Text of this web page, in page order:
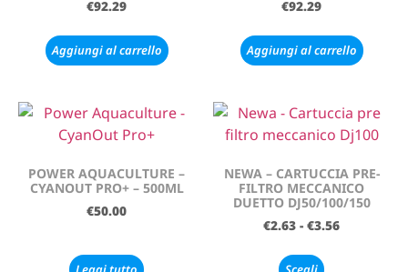
€92.29
Aggiungi al carrello
€92.29
Aggiungi al carrello
POWER AQUACULTURE –
CYANOUT PRO+ – 500ML
€50.00
NEWA – CARTUCCIA PRE-
FILTRO MECCANICO
DUETTO DJ50/100/150
€2.63 - €3.56